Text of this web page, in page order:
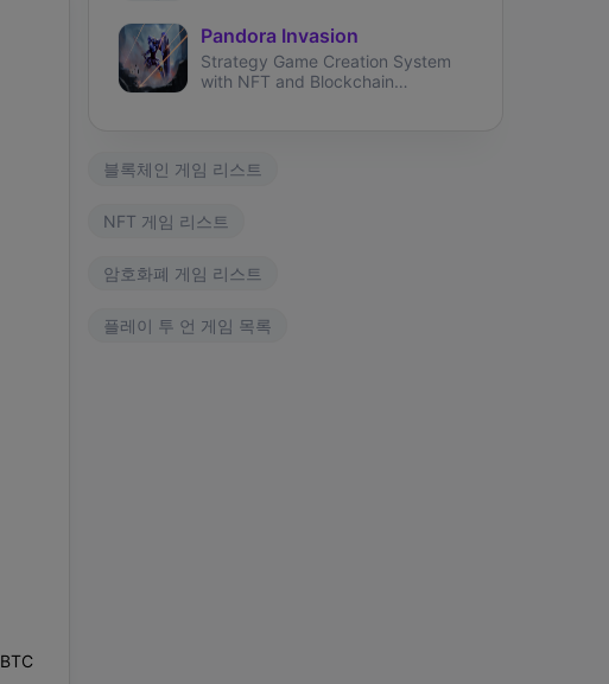
BTC
Pandora Invasion
Strategy Game Creation System
with NFT and Blockchain
블록체인 게임 리스트
NFT 게임 리스트
암호화폐 게임 리스트
플레이 투 언 게임 목록